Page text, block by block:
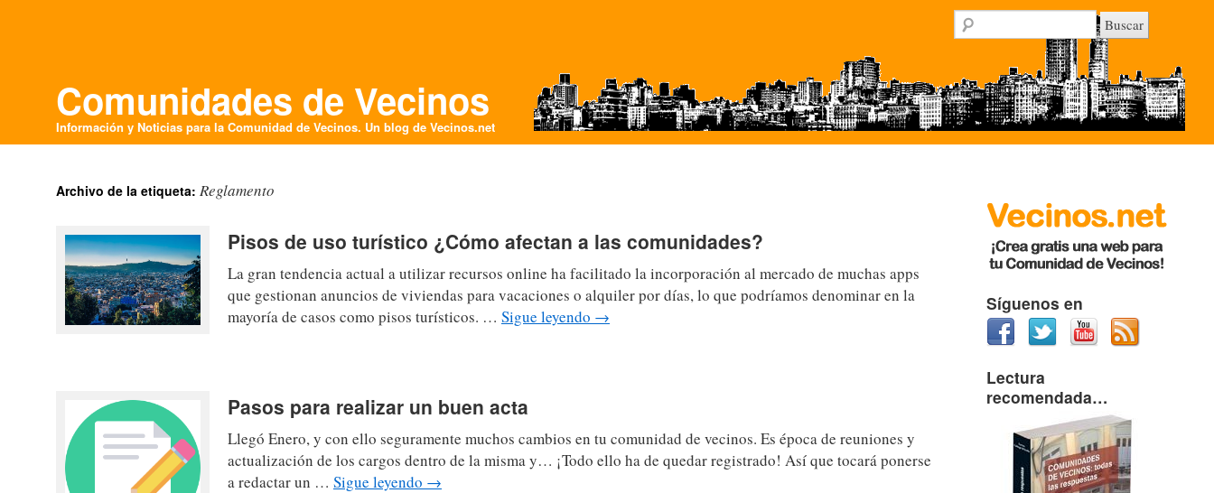
Comunidades de Vecinos
Información y Noticias para la Comunidad de Vecinos. Un blog de Vecinos.net
Archivo de la etiqueta: Reglamento
Pisos de uso turístico ¿Cómo afectan a las comunidades?
La gran tendencia actual a utilizar recursos online ha facilitado la incorporación al mercado de muchas apps
que gestionan anuncios de viviendas para vacaciones o alquiler por días, lo que podríamos denominar en la
mayoría de casos como pisos turísticos. … Sigue leyendo →
Pasos para realizar un buen acta
Llegó Enero, y con ello seguramente muchos cambios en tu comunidad de vecinos. Es época de reuniones y
actualización de los cargos dentro de la misma y… ¡Todo ello ha de quedar registrado! Así que tocará ponerse
a redactar un … Sigue leyendo →
Síguenos en
Lectura
recomendada…